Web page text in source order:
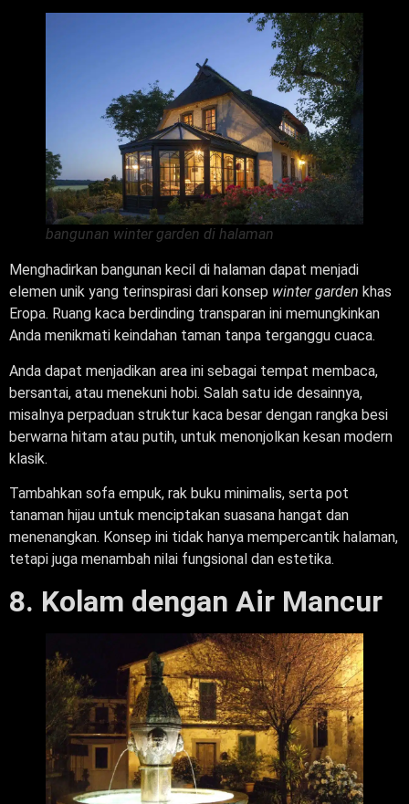
bangunan winter garden di halaman
Menghadirkan bangunan kecil di halaman dapat menjadi
elemen unik yang terinspirasi dari konsep winter garden khas
Eropa. Ruang kaca berdinding transparan ini memungkinkan
Anda menikmati keindahan taman tanpa terganggu cuaca.
Anda dapat menjadikan area ini sebagai tempat membaca,
bersantai, atau menekuni hobi. Salah satu ide desainnya,
misalnya perpaduan struktur kaca besar dengan rangka besi
berwarna hitam atau putih, untuk menonjolkan kesan modern
klasik.
Tambahkan sofa empuk, rak buku minimalis, serta pot
tanaman hijau untuk menciptakan suasana hangat dan
menenangkan. Konsep ini tidak hanya mempercantik halaman,
tetapi juga menambah nilai fungsional dan estetika.
8. Kolam dengan Air Mancur